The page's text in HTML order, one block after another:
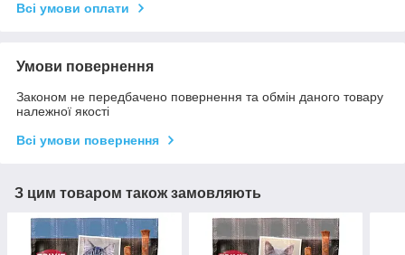
Всі умови оплати
Умови повернення
Законом не передбачено повернення та обмін даного товару
належної якості
Всі умови повернення
З цим товаром також замовляють